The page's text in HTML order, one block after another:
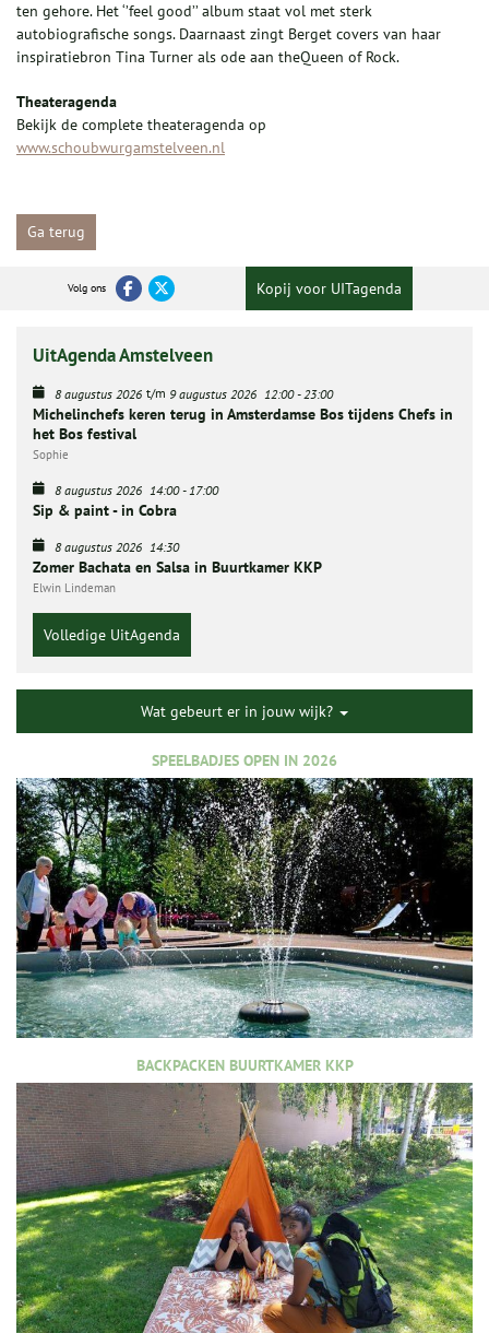
ten gehore. Het ‘’feel good’’ album staat vol met sterk
autobiografische songs. Daarnaast zingt Berget covers van haar
inspiratiebron Tina Turner als ode aan theQueen of Rock.
Theateragenda
Bekijk de complete theateragenda op
www.schoubwurgamstelveen.nl
Ga terug
Volg ons Kopij voor UITagenda
UitAgenda Amstelveen
8 augustus 2026 t/m 9 augustus 2026 12:00-23:00
Michelinchefs keren terug in Amsterdamse Bos tijdens Chefs in
het Bos festival
Sophie
8 augustus 2026 14:00-17:00
Sip & paint - in Cobra
8 augustus 2026 14:30
Zomer Bachata en Salsa in Buurtkamer KKP
Elwin Lindeman
Volledige UitAgenda
Wat gebeurt er in jouw wijk?
SPEELBADJES OPEN IN 2026
BACKPACKEN BUURTKAMER KKP